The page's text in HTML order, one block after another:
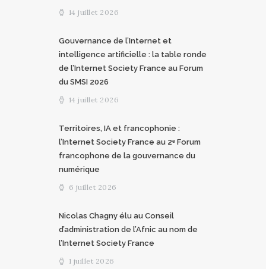
14 juillet 2026
Gouvernance de l’Internet et
intelligence artificielle : la table ronde
de l’Internet Society France au Forum
du SMSI 2026
14 juillet 2026
Territoires, IA et francophonie :
l’Internet Society France au 2ᵉ Forum
francophone de la gouvernance du
numérique
6 juillet 2026
Nicolas Chagny élu au Conseil
d’administration de l’Afnic au nom de
l’Internet Society France
1 juillet 2026